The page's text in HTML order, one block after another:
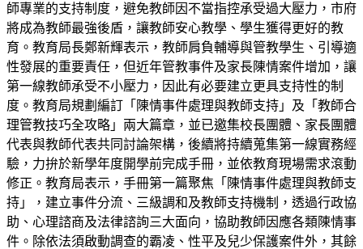
師專業的支持制度，避免教師因不當指控承受過大壓力，市府
將成為教師最強後盾，讓教師安心教學、學生獲得更好的教
育。教育局長鄭新輝表示，教師肩負輔導與管教學生、引導適
性發展的重要責任，但近年管教事件及家長陳情案件增加，讓
第一線教師承受不小壓力，因此有必要建立更具支持性的制
度。教育局規劃編訂「陳情事件處理與教師支持」及「教師合
理管教技巧全攻略」兩大篇章，並已邀集校長團體、家長團體
代表與教師代表共同討論架構，後續將持續蒐集第一線實務經
驗，力拚於新學年度開學前完成手冊，並依教育現場需求滾動
修正。教育局表示，手冊第一篇聚焦「陳情事件處理與教師支
持」，建立事件分流、三級調和及教師支持機制，透過行政協
助、心理諮商及法律諮詢三大面向，協助教師因應各類陳情事
件。除依法須啟動調查的霸凌、性平及兒少保護案件外，其餘